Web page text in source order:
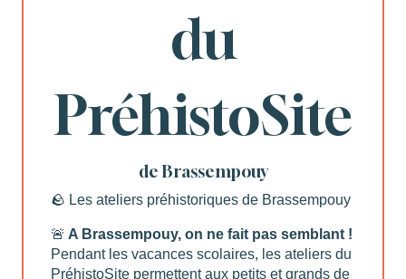
du
PréhistoSite
de Brassempouy
🪨 Les ateliers préhistoriques de Brassempouy
🚨 A Brassempouy, on ne fait pas semblant !
Pendant les vacances scolaires, les ateliers du
PréhistoSite permettent aux petits et grands de